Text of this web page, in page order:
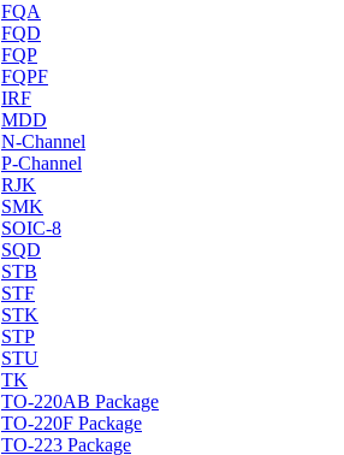
FQA
FQD
FQP
FQPF
IRF
MDD
N-Channel
P-Channel
RJK
SMK
SOIC-8
SQD
STB
STF
STK
STP
STU
TK
TO-220AB Package
TO-220F Package
TO-223 Package